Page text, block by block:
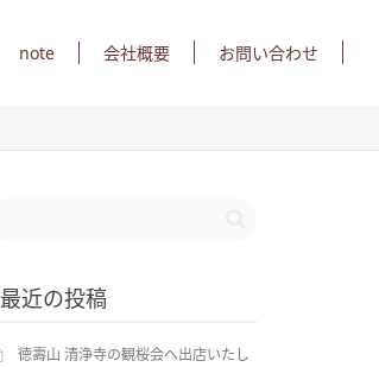
note 会社概要 お問い合わせ
最近の投稿
徳壽山 清浄寺の観桜会へ出店いたし